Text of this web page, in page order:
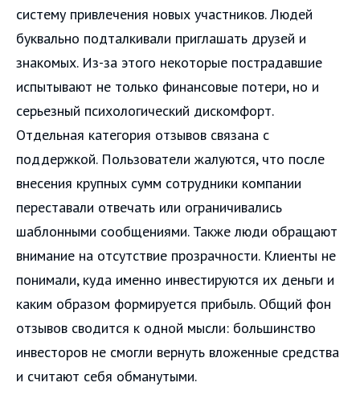
систему привлечения новых участников. Людей
буквально подталкивали приглашать друзей и
знакомых. Из-за этого некоторые пострадавшие
испытывают не только финансовые потери, но и
серьезный психологический дискомфорт.
Отдельная категория отзывов связана с
поддержкой. Пользователи жалуются, что после
внесения крупных сумм сотрудники компании
переставали отвечать или ограничивались
шаблонными сообщениями. Также люди обращают
внимание на отсутствие прозрачности. Клиенты не
понимали, куда именно инвестируются их деньги и
каким образом формируется прибыль. Общий фон
отзывов сводится к одной мысли: большинство
инвесторов не смогли вернуть вложенные средства
и считают себя обманутыми.